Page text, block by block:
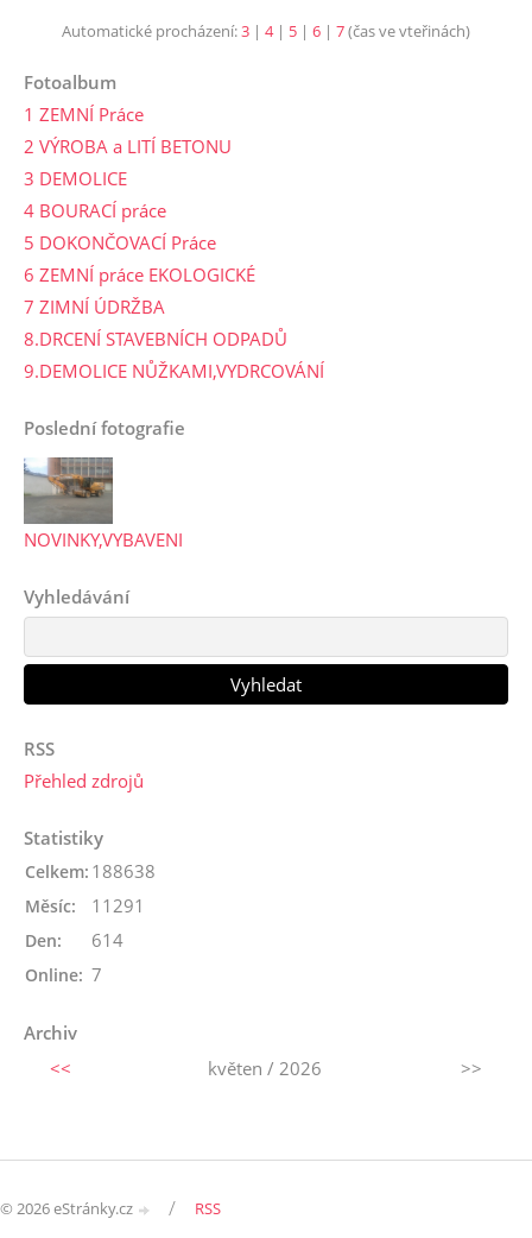
Automatické procházení:3 | 4| 5 | 6 | 7(čas ve vteřinách)
Fotoalbum
1 ZEMNÍ Práce
2 VÝROBA a LITÍ BETONU
3 DEMOLICE
4 BOURACÍ práce
5 DOKONČOVACÍ Práce
6 ZEMNÍ práce EKOLOGICKÉ
7 ZIMNÍ ÚDRŽBA
8.DRCENÍ STAVEBNÍCH ODPADŮ
9.DEMOLICE NŮŽKAMI,VYDRCOVÁNÍ
Poslední fotografie
NOVINKY,VYBAVENI
Vyhledávání
RSS
Přehled zdrojů
Statistiky
Online: 7
Celkem: 188638
Měsíc: 11291
Den: 614
Archiv
<<
květen / 2026 >>
© 2026 eStránky.cz / RSS